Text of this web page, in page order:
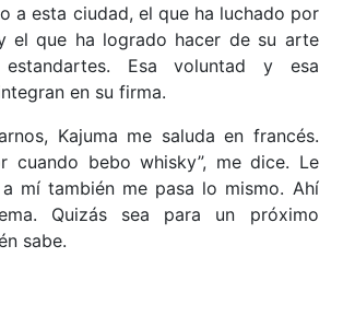
a esta ciudad, el que ha luchado por
el que ha logrado hacer de su arte
Esa voluntad y esa
en su firma.
Kajuma me saluda en francés.
cuando bebo whisky”, me dice. Le
mí también me pasa lo mismo. Ahí
Quizás sea para un próximo
sabe.